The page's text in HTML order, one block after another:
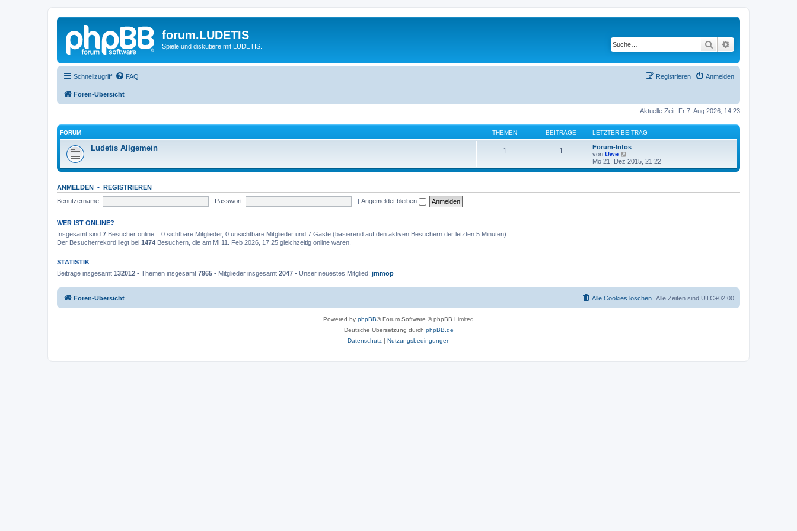
forum.LUDETIS
Spiele und diskutiere mit LUDETIS. Suche
Schnellzugriff FAQ Anmelden
Registrieren
Foren-Übersicht
Aktuelle Zeit: Fr 7. Aug 2026, 14:23
FORUM THEMEN BEITRÄGE LETZTER BEITRAG
Ludetis Allgemein 1 1
Forum-Infos
von Uwe
e
u
Mo 21. Dez 2015, 21:22
ANMELDEN • REGISTRIEREN
Benutzername:
Passwort: | Angemeldet bleiben
WER IST ONLINE?
Insgesamt sind 7 Besucher online :: 0 sichtbare Mitglieder, 0 unsichtbare Mitglieder und 7 Gäste (basierend auf den aktiven Besuchern der letzten 5 Minuten)
Der Besucherrekord liegt bei 1474 Besuchern, die am Mi 11. Feb 2026, 17:25 gleichzeitig online waren.
STATISTIK
Beiträge insgesamt 132012 • Themen insgesamt 7965 • Mitglieder insgesamt 2047 • Unser neuestes Mitglied: jmmop
Foren-Übersicht Alle Zeiten sind UTC+02:00
Alle Cookies löschen
Powered by phpBB® Forum Software © phpBB Limited
Deutsche Übersetzung durch phpBB.de
Datenschutz| Nutzungsbedingungen